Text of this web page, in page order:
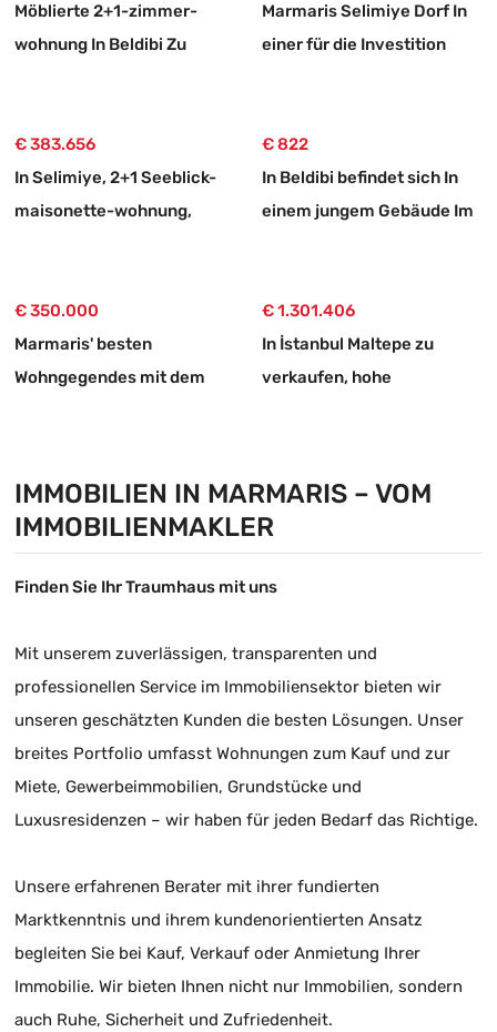
Möblierte 2+1-zimmer-
wohnung In Beldibi Zu
Marmaris Selimiye Dorf In
einer für die Investition
€ 383.656
In Selimiye, 2+1 Seeblick-
maisonette-wohnung,
€ 822
In Beldibi befindet sich In
einem jungem Gebäude Im
Mietwohnung
€ 350.000
Marmaris' besten
Wohngegendes mit dem
wohnung
€ 1.301.406
In İstanbul Maltepe zu
verkaufen, hohe
IMMOBILIEN IN MARMARIS – VOM
IMMOBILIENMAKLER
Finden Sie Ihr Traumhaus mit uns
Mit unserem zuverlässigen, transparenten und
professionellen Service im Immobiliensektor bieten wir
unseren geschätzten Kunden die besten Lösungen. Unser
breites Portfolio umfasst Wohnungen zum Kauf und zur
Miete, Gewerbeimmobilien, Grundstücke und
Luxusresidenzen – wir haben für jeden Bedarf das Richtige.
Unsere erfahrenen Berater mit ihrer fundierten
Marktkenntnis und ihrem kundenorientierten Ansatz
begleiten Sie bei Kauf, Verkauf oder Anmietung Ihrer
Immobilie. Wir bieten Ihnen nicht nur Immobilien, sondern
auch Ruhe, Sicherheit und Zufriedenheit.